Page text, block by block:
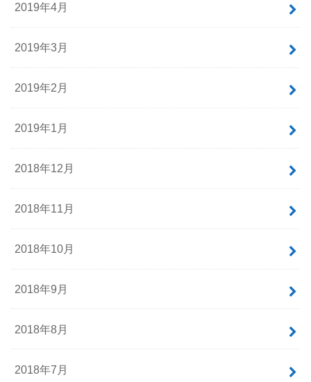
2019年4月
2019年3月
2019年2月
2019年1月
2018年12月
2018年11月
2018年10月
2018年9月
2018年8月
2018年7月